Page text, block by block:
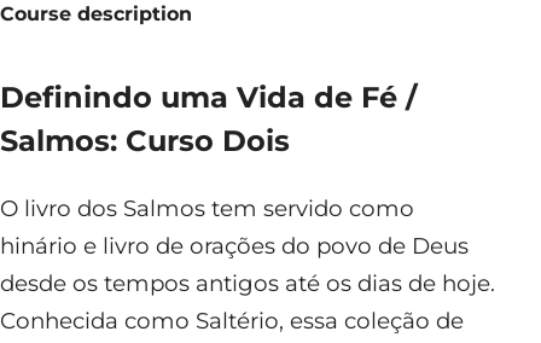
Course description
Definindo uma Vida de Fé /
Salmos: Curso Dois
O livro dos Salmos tem servido como
hinário e livro de orações do povo de Deus
desde os tempos antigos até os dias de hoje.
Conhecida como Saltério, essa coleção de